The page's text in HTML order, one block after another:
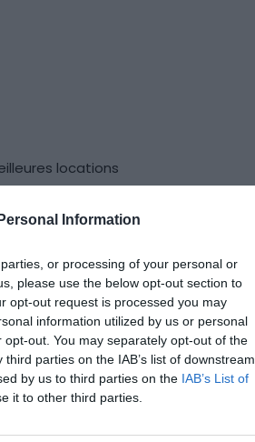
Information
or processing of your personal or
please use the below opt-out section to
opt-out request is processed you may
information utilized by us or personal
out. You may separately opt-out of the
parties on the IAB’s list of downstream
by us to third parties on the IAB’s List of
it to other third parties.
locations